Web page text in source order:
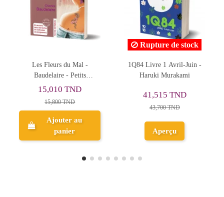
1Q84 Livre 1 Avril-Juin -
Haruki Murakami
41,515 TND
43,700 TND
Aperçu
Rupture de stock
Les affamés ne rêvent que
de pain - Albert Cossery
7,505 TND
7,900 TND
Aperçu